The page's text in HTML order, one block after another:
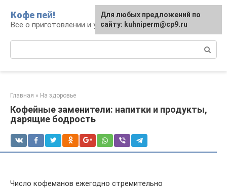
контенту
Кофе пей!
Все о приготовлении и употреблении кофе
Главная » На здоровье
Кофейные заменители: напитки и продукты,
дарящие бодрость
Число кофеманов ежегодно стремительно
Для любых предложений по
сайту: kuhniperm@cp9.ru